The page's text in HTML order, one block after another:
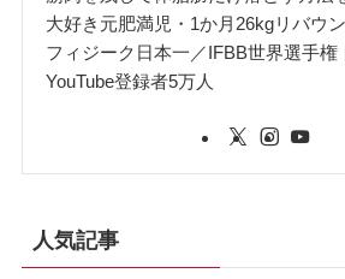
大好き元肥満児・1か月26kgリバウ
フィジーク日本一／IFBB世界選手
YouTube登録者5万人
人気記事